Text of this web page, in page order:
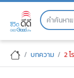
Skip
2 โรคพบบ่อย
บทความ 2 โรค